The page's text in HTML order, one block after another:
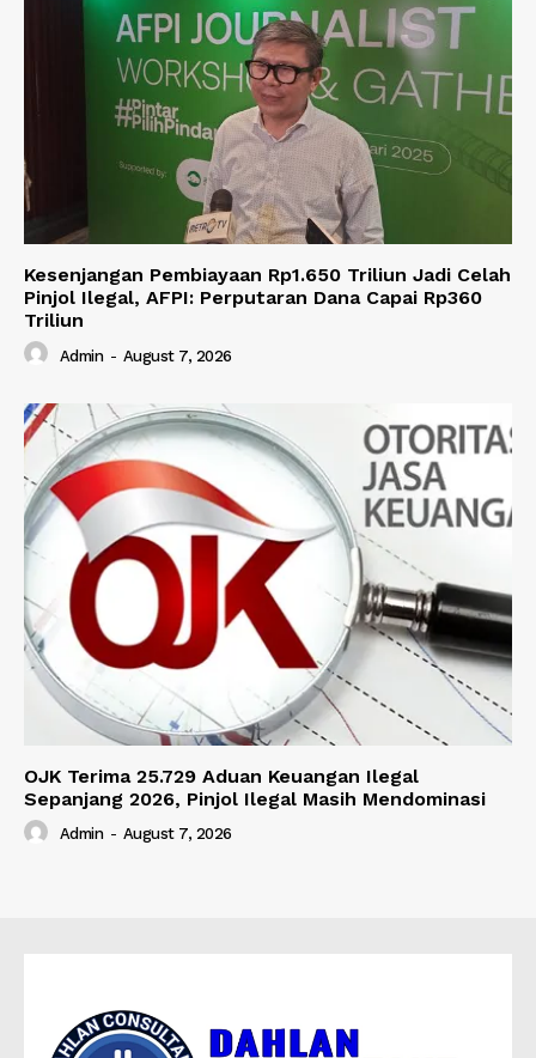
Kesenjangan Pembiayaan Rp1.650 Triliun Jadi Celah
Pinjol Ilegal, AFPI: Perputaran Dana Capai Rp360
Triliun
Admin - August 7, 2026
OJK Terima 25.729 Aduan Keuangan Ilegal
Sepanjang 2026, Pinjol Ilegal Masih Mendominasi
Admin - August 7, 2026